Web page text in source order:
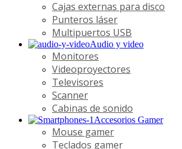
Cajas externas para disco
Punteros láser
Multipuertos USB
Audio y video
Monitores
Videoproyectores
Televisores
Scanner
Cabinas de sonido
Accesorios Gamer
Mouse gamer
Teclados gamer